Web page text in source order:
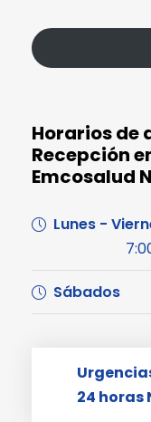
Horarios de
Recepción
Emcosalud
Lunes -
Sábados
24 horas